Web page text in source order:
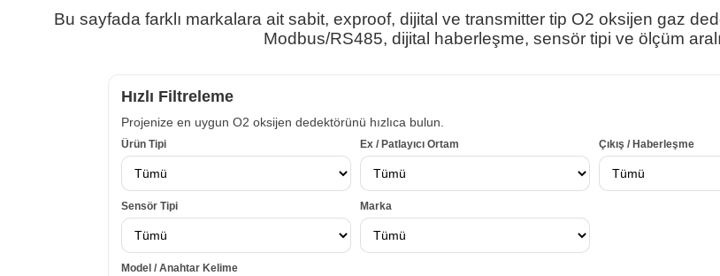
Bu sayfada farklı markalara ait sabit, exproof, dijital ve transmitter tip O2 oksijen gaz
Modbus/RS485, dijital haberleşme, sensör tipi ve ölçüm
Hızlı Filtreleme
Projenize en uygun O2 oksijen dedektörünü hızlıca bulun.
Ürün Tipi Ex / Patlayıcı Ortam Çıkış / Haberleşme
Sensör Tipi Marka
Model / Anahtar Kelime